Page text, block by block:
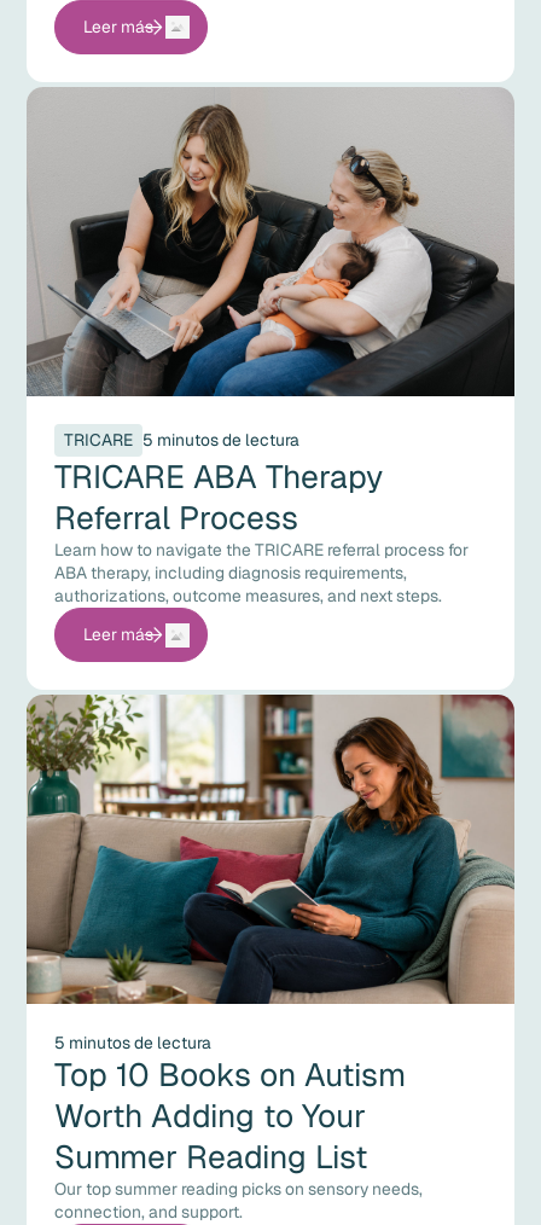
Leer más
TRICARE 5 minutos de lectura
TRICARE ABA Therapy
Referral Process
Learn how to navigate the TRICARE referral process for
ABA therapy, including diagnosis requirements,
authorizations, outcome measures, and next steps.
Leer más
5 minutos de lectura
Top 10 Books on Autism
Worth Adding to Your
Summer Reading List
Our top summer reading picks on sensory needs,
connection, and support.